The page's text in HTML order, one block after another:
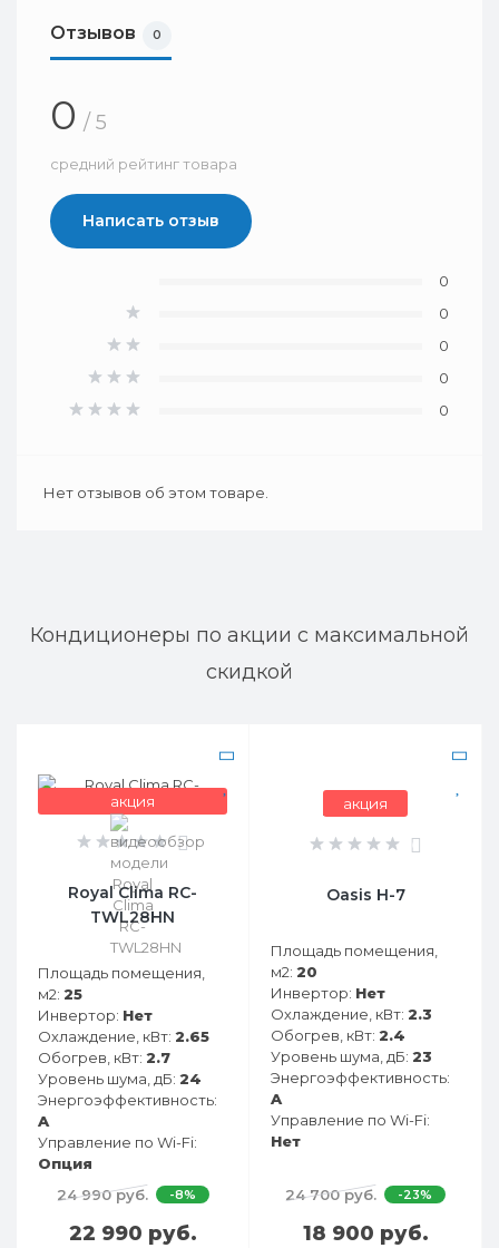
Отзывов 0
0 / 5
средний рейтинг товара
Написать отзыв
0
0
0
0
0
Нет отзывов об этом товаре.
Кондиционеры по акции с максимальной
скидкой
акция
0
Royal Clima RC-
TWL28HN
Площадь помещения,
м2: 25
Инвертор: Нет
Охлаждение, кВт: 2.65
Обогрев, кВт: 2.7
Уровень шума, дБ: 24
Энергоэффективность:
A
Управление по Wi-Fi:
Опция
24 990 руб.
-8%
22 990 руб.
акция
Oasis H-7
Площадь помещения,
м2: 20
Инвертор: Нет
Охлаждение, кВт: 2.3
Обогрев, кВт: 2.4
Уровень шума, дБ: 23
Энергоэффективность:
A
Управление по Wi-Fi:
Нет
24 700 руб. -23%
18 900 руб.